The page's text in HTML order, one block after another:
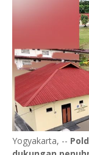
Yogyakarta, --